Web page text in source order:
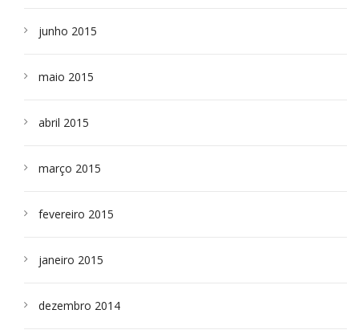
junho 2015
maio 2015
abril 2015
março 2015
fevereiro 2015
janeiro 2015
dezembro 2014